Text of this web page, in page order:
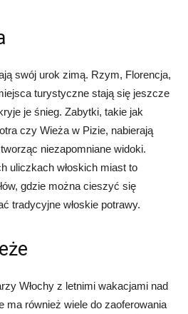
swój urok zimą. Rzym, Florencja,
turystyczne stają się jeszcze
je śnieg. Zabytki, takie jak
czy Wieża w Pizie, nabierają
niezapomniane widoki.
uliczkach włoskich miast to
gdzie można cieszyć się
tradycyjne włoskie potrawy.
Włochy z letnimi wakacjami nad
ma również wiele do zaoferowania